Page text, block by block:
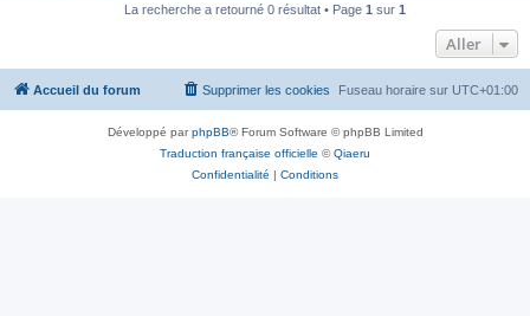
c
e
La recherche a retourné 0 résultat • Page 1 sur 1
Aller
Accueil du forum Fuseau horaire sur UTC+01:00
Supprimer les cookies
Développé parphpBB® Forum Software © phpBB Limited
Traduction française officielle ©Qiaeru
Confidentialité | Conditions